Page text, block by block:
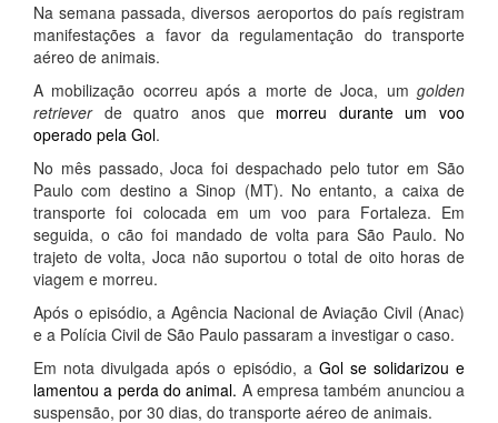
Na semana passada, diversos aeroportos do país registram
manifestações a favor da regulamentação do transporte
aéreo de animais.
A mobilização ocorreu após a morte de Joca, um golden
retriever de quatro anos que morreu durante um voo
operado pela Gol.
No mês passado, Joca foi despachado pelo tutor em São
Paulo com destino a Sinop (MT). No entanto, a caixa de
transporte foi colocada em um voo para Fortaleza. Em
seguida, o cão foi mandado de volta para São Paulo. No
trajeto de volta, Joca não suportou o total de oito horas de
viagem e morreu.
Após o episódio, a Agência Nacional de Aviação Civil (Anac)
e a Polícia Civil de São Paulo passaram a investigar o caso.
Em nota divulgada após o episódio, aGol se solidarizou e
lamentou a perda do animal. A empresa também anunciou a
suspensão, por 30 dias, do transporte aéreo de animais.